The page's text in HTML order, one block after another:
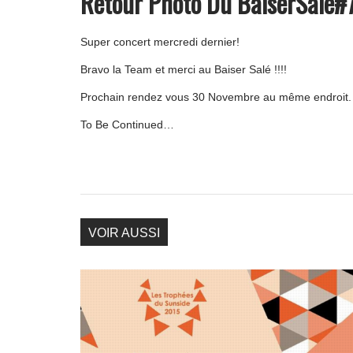
Super concert mercredi dernier!
Bravo la Team et merci au Baiser Salé !!!!
Prochain rendez vous 30 Novembre au même endroit.
To Be Continued…
VOIR AUSSI